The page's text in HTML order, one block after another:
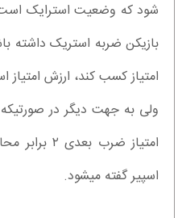
شود که وضعیت استرایک است
امتیاز
اسپیر گفته میشود.